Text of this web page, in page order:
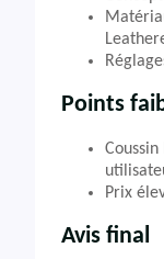
Points
Prix
Avis final